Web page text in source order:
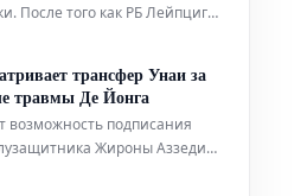
После того как РБ Лейпциг
переход Яна Диоманде в
был быть открыт. Однако,
трансфер Унаи за
травмы Де Йонга
возможность подписания
Жироны Аззедина
Френки де Йонга.